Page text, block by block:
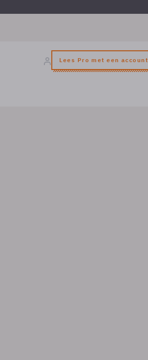
Lees Pro met een account